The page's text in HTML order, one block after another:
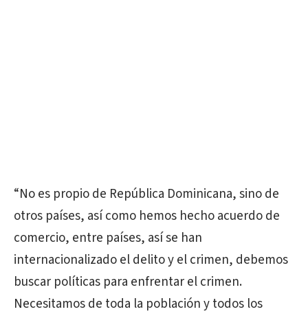
“No es propio de República Dominicana, sino de
otros países, así como hemos hecho acuerdo de
comercio, entre países, así se han
internacionalizado el delito y el crimen, debemos
buscar políticas para enfrentar el crimen.
Necesitamos de toda la población y todos los